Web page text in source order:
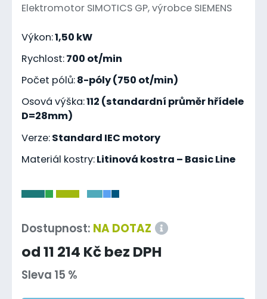
Elektromotor SIMOTICS GP, výrobce SIEMENS
Výkon:1,50 kW
Rychlost:700 ot/min
Počet pólů:8-póly (750 ot/min)
Osová výška:112 (standardní průměr hřídele
D=28mm)
Verze:Standard IEC motory
Materiál kostry:Litinová kostra – Basic Line
Dostupnost: NA DOTAZ
od 11 214 Kč bez DPH
Sleva 15 %